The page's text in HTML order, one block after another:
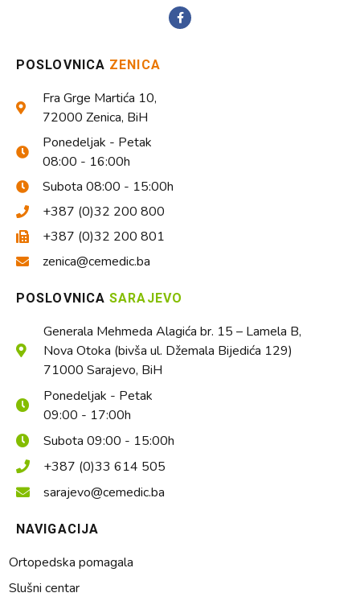
POSLOVNICA ZENICA
Fra Grge Martića 10,
72000 Zenica, BiH
Ponedeljak - Petak
08:00 - 16:00h
Subota 08:00 - 15:00h
+387 (0)32 200 800
+387 (0)32 200 801
zenica@cemedic.ba
POSLOVNICASARAJEVO
Generala Mehmeda Alagića br. 15 – Lamela B,
Nova Otoka (bivša ul. Džemala Bijedića 129)
71000 Sarajevo, BiH
Ponedeljak - Petak
09:00 - 17:00h
Subota 09:00 - 15:00h
+387 (0)33 614 505
sarajevo@cemedic.ba
NAVIGACIJA
Ortopedska pomagala
Slušni centar